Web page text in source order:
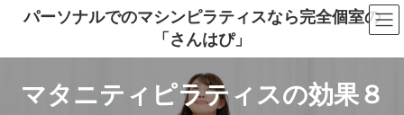
ン
ー
パーソナルでのマシンピラティスなら完全個室の
「さんはぴ」
マタニティピラティスの効果８